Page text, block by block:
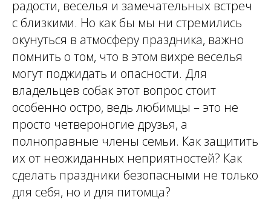
радости, веселья и замечательных встреч
с близкими. Но как бы мы ни стремились
окунуться в атмосферу праздника, важно
помнить о том, что в этом вихре веселья
могут поджидать и опасности. Для
владельцев собак этот вопрос стоит
особенно остро, ведь любимцы – это не
просто четвероногие друзья, а
полноправные члены семьи. Как защитить
их от неожиданных неприятностей? Как
сделать праздники безопасными не только
для себя, но и для питомца?